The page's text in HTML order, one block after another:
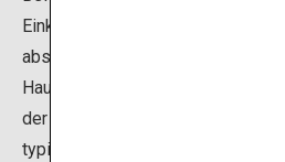
Einkaufsviertel „Kinshachi
abstatten. Der Bereich
Haupttors der Burg Nagoya ist
der Burg benannt. Die Straßen
typisch japanischen Gebäuden